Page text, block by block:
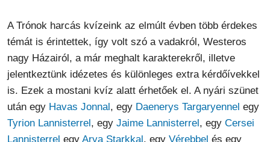
A Trónok harcás kvízeink az elmúlt évben több érdekes
témát is érintettek, így volt szó a vadakról, Westeros
nagy Házairól, a már meghalt karakterekről, illetve
jelentkeztünk idézetes és különleges extra kérdőívekkel
is. Ezek a mostani kvíz alatt érhetőek el. A nyári szünet
után egy Havas Jonnal, egy Daenerys Targaryennel egy
Tyrion Lannisterrel, egy Jaime Lannisterrel, egy Cersei
Lannisterrel egy Arya Starkkal, egy Vérebbel és egy